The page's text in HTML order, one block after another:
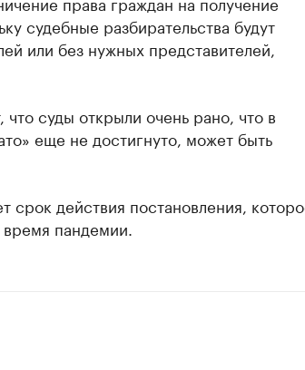
судебные разбирательства будут
или без нужных представителей,
что суды открыли очень рано, что в
еще не достигнуто, может быть
срок действия постановления,
пандемии.